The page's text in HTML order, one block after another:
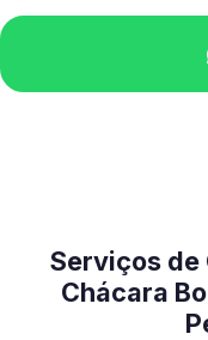
Serviços de
Chácara